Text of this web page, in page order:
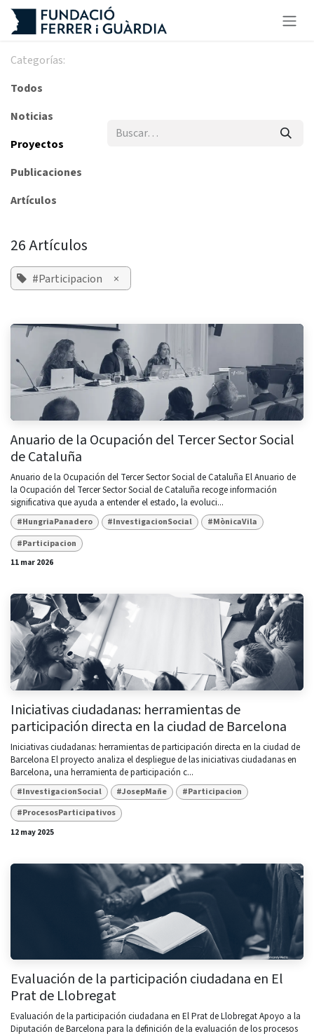
Ir al contenido
Categorías:
Todos
Noticias
Proyectos
Publicaciones
Artículos
26 Artículos
#Participacion ×
Anuario de la Ocupación del Tercer Sector Social
de Cataluña
Anuario de la Ocupación del Tercer Sector Social de Cataluña El Anuario de
la Ocupación del Tercer Sector Social de Cataluña recoge información
significativa que ayuda a entender el estado, la evoluci...
#HungriaPanadero #InvestigacionSocial
#MònicaVila
#Participacion
11 mar 2026
Iniciativas ciudadanas: herramientas de
participación directa en la ciudad de Barcelona
Iniciativas ciudadanas: herramientas de participación directa en la ciudad de
Barcelona El proyecto analiza el despliegue de las iniciativas ciudadanas en
Barcelona, una herramienta de participación c...
#InvestigacionSocial #JosepMañe
#Participacion
#ProcesosParticipativos
12 may 2025
Evaluación de la participación ciudadana en El
Prat de Llobregat
Evaluación de la participación ciudadana en El Prat de Llobregat Apoyo a la
Diputación de Barcelona para la definición de la evaluación de los procesos